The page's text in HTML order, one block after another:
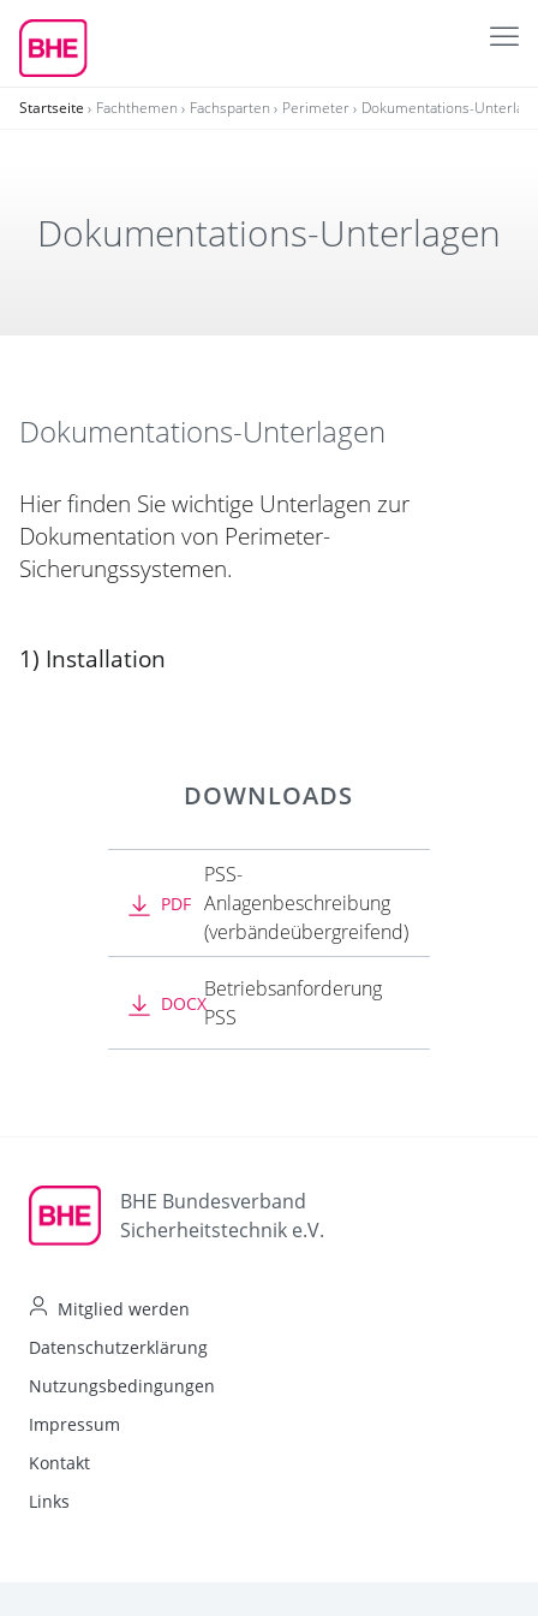
Startseite Fachthemen Fachsparten Perimeter Dokumentations-
Doku­men­ta­tions-Unter­lagen
Dokumentations-Unterlagen
Hier finden Sie wichtige Unterlagen zur
Dokumentation von Perimeter-
Sicherungssystemen.
1) Installation
DOWNLOADS
PDF
PSS-
Anlagenbeschreibung
(verbändeübergreifend)
DOCX
Betriebsanforderung
PSS
BHE Bundesverband
Sicherheitstechnik e.V.
Mitglied werden
Datenschutzerklärung
Nutzungsbedingungen
Impressum
Kontakt
Links